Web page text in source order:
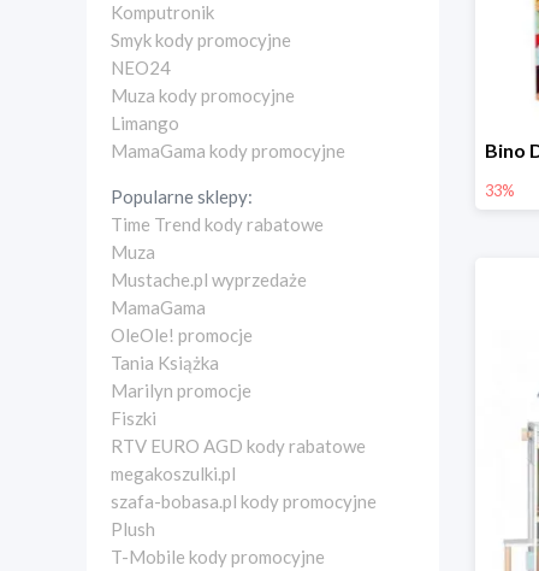
Komputronik
Smyk kody promocyjne
NEO24
Muza kody promocyjne
Limango
MamaGama kody promocyjne
Popularne sklepy:
Time Trend kody rabatowe
Muza
Mustache.pl wyprzedaże
MamaGama
OleOle! promocje
Tania Książka
Marilyn promocje
Fiszki
RTV EURO AGD kody rabatowe
megakoszulki.pl
szafa-bobasa.pl kody promocyjne
Plush
T-Mobile kody promocyjne
33%